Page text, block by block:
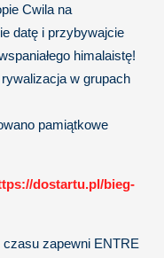
Cwila na
datę i przybywajcie
himalaistę!
w grupach
pamiątkowe
dostartu.pl/bieg-
zapewni ENTRE